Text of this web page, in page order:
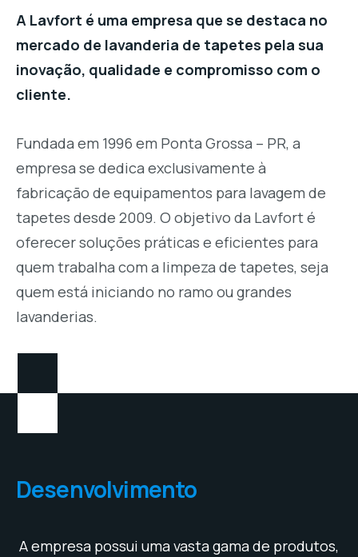
A Lavfort é uma empresa que se destaca no
mercado de lavanderia de tapetes pela sua
inovação, qualidade e compromisso com o
cliente.
Fundada em 1996 em Ponta Grossa – PR, a
empresa se dedica exclusivamente à
fabricação de equipamentos para lavagem de
tapetes desde 2009. O objetivo da Lavfort é
oferecer soluções práticas e eficientes para
quem trabalha com a limpeza de tapetes, seja
quem está iniciando no ramo ou grandes
lavanderias.
Desenvolvimento
A empresa possui uma vasta gama de produtos,